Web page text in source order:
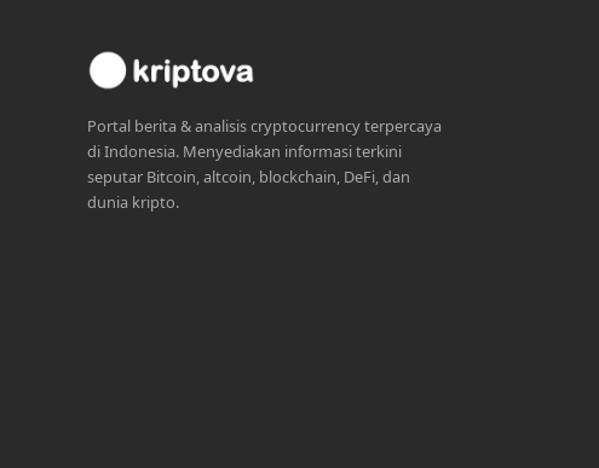
Portal berita & analisis cryptocurrency terpercaya
di Indonesia. Menyediakan informasi terkini
seputar Bitcoin, altcoin, blockchain, DeFi, dan
dunia kripto.